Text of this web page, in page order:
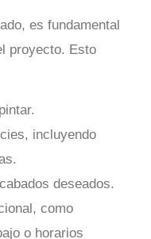
es fundamental
proyecto. Esto
incluyendo
deseados.
como
o horarios